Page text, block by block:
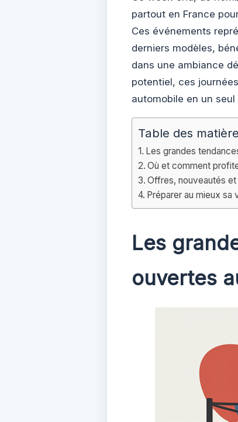
partout en France
Ces événements
derniers modèles,
dans une ambiance
potentiel, ces
automobile en un seul
Table des
Les grandes
Où et comment
Offres, nouveautés
Préparer au mieux
Les
ouvertes